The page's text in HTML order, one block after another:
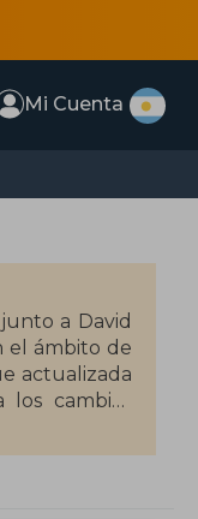
Mi Cuenta
a David
el ámbito de
actualizada
cambios
editorial